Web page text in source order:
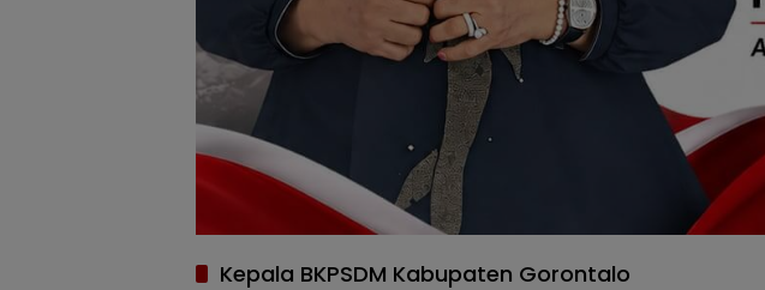
Kepala BKPSDM Kabupaten Gorontalo